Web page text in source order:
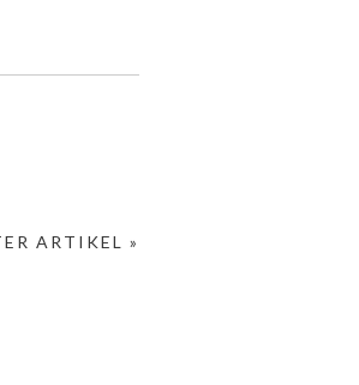
ARTIKEL »